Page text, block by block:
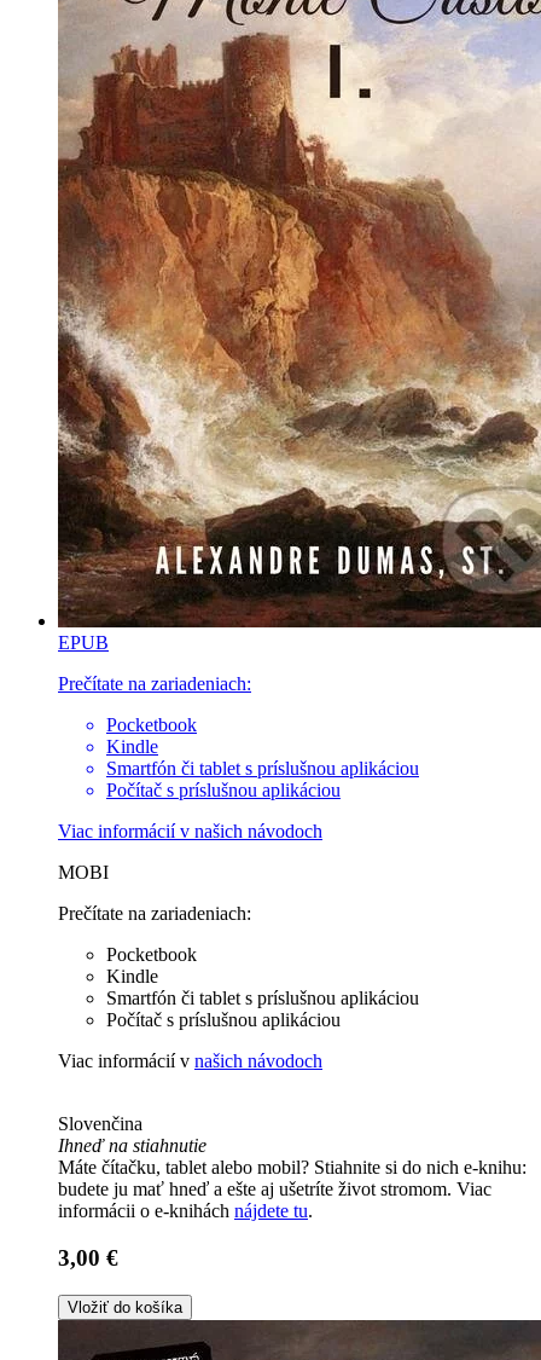
EPUB
Prečítate na zariadeniach:
Pocketbook
Kindle
Smartfón či tablet s príslušnou aplikáciou
Počítač s príslušnou aplikáciou
Viac informácií v našich návodoch
MOBI
Prečítate na zariadeniach:
Pocketbook
Kindle
Smartfón či tablet s príslušnou aplikáciou
Počítač s príslušnou aplikáciou
Viac informácií v našich návodoch
Slovenčina
Ihneď na stiahnutie
Máte čítačku, tablet alebo mobil? Stiahnite si do nich e-knihu:
budete ju mať hneď a ešte aj ušetríte život stromom. Viac
informácii o e-knihách nájdete tu.
3,00 €
Vložiť do košíka